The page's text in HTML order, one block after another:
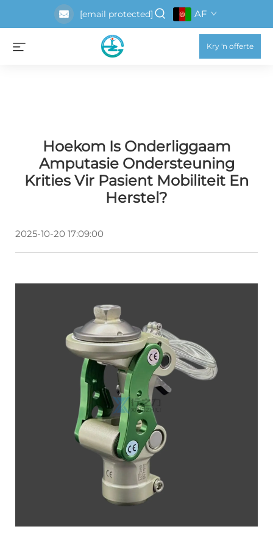
[email protected] AF
Kry 'n offerte
Hoekom Is Onderliggaam
Amputasie Ondersteuning
Krities Vir Pasient Mobiliteit En
Herstel?
2025-10-20 17:09:00